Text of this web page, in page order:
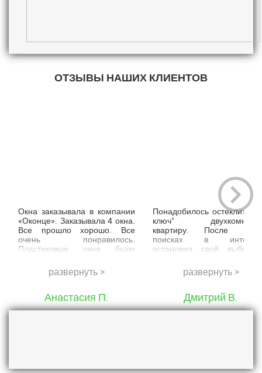
ОТЗЫВЫ НАШИХ КЛИЕНТОВ
Окна заказывала в компании
«Оконце». Заказывала 4 окна.
Все прошло хорошо. Все
очень понравилось.
Пластиковые окна были
установлены. Мастера
отличные, разговорчивые.
развернуть >
Анастасия П.
Понадобилось остеклить
ключ"
квартиру. После
поисках в
остановил свой выбор
Подкупили низкие цены,
изготовления
включая пластик,
алюминий. Все
понравилось. Спасибо вам.
развернуть >
Дмитрий В.